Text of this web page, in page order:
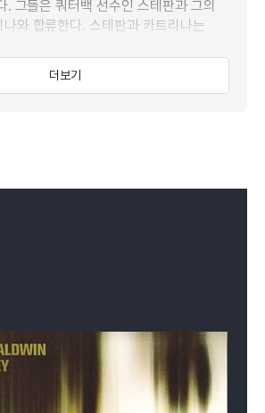
. 그들은 쿼터백 선수인 스테판과 그의
와 합류한다. 스테판과 카트리나는
의 첫날, 그들은 집 근처의 들판에서
흔적을 발견하게 된다.
게 침략 당하고 있다는 강박관념에
특이한 것을 목격했다는 증거를 갖게
고 위험한 무언가가 그들을 지켜보며
을 알게 된다.
더보기